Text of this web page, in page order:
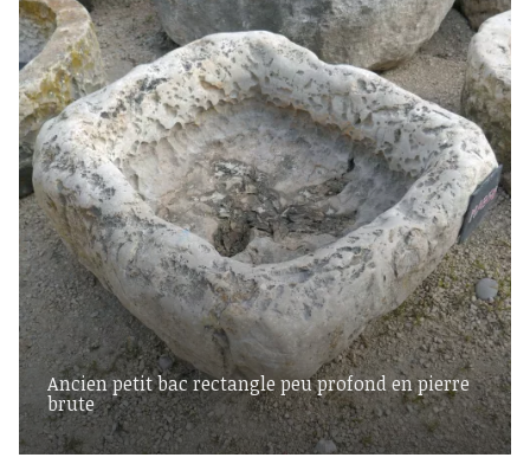
Ancien petit bac rectangle peu profond en pierre
brute